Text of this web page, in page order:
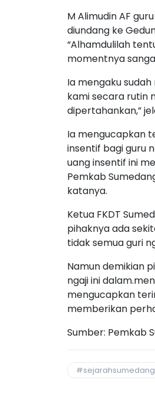
M Alimudin AF
diundang ke
“Alhamdulilah
momentnya
Ia mengaku
kami secara rutin
dipertahankan,”
Ia mengucapkan
insentif bagi guru
uang insentif ini
Pemkab
katanya.
Ketua FKDT
pihaknya ada
tidak semua guri
Namun demikian
ngaji ini
mengucapkan
memberikan
Sumber: Pemkab
#sejarahsumedang